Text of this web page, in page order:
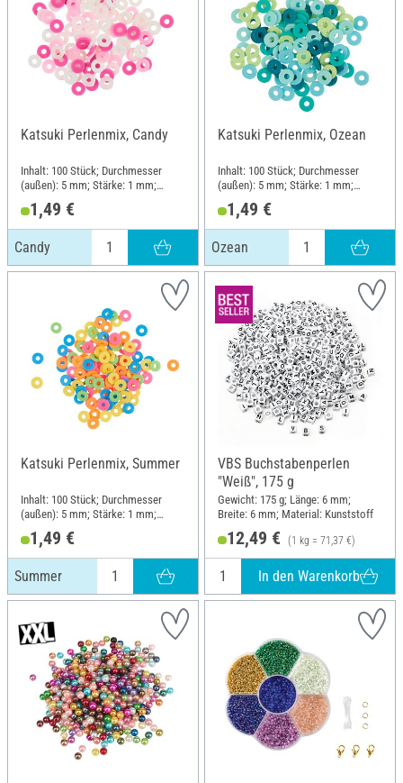
Katsuki Perlenmix, Candy
Inhalt: 100 Stück; Durchmesser
(außen): 5 mm; Stärke: 1 mm;
1,49 €
Candy
Katsuki Perlenmix, Ozean
Inhalt: 100 Stück; Durchmesser
(außen): 5 mm; Stärke: 1 mm;
1,49 €
Ozean
Katsuki Perlenmix, Summer
Inhalt: 100 Stück; Durchmesser
(außen): 5 mm; Stärke: 1 mm;
1,49 €
Summer
VBS Buchstabenperlen
"Weiß", 175 g
Gewicht: 175 g; Länge: 6 mm;
Breite: 6 mm; Material: Kunststoff
12,49 € (1 kg = 71,37 €)
In den Warenkorb